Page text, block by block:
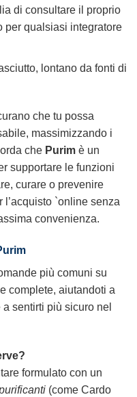
di consultare il proprio
per qualsiasi integratore
lontano da fonti di
che tu possa
massimizzando i
che Purim è un
supportare le funzioni
curare o prevenire
`online senza
convenienza.
più comuni su
complete, aiutandoti a
sentirti più sicuro nel
formulato con un
(come Cardo